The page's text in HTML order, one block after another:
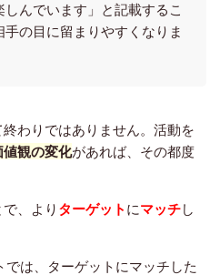
んでいます」と記載するこ
手の目に留まりやすくなりま
わりではありません。 活動を
値観の変化があれば、その都度
、より ターゲット にマッチし
は、ターゲットにマッチした